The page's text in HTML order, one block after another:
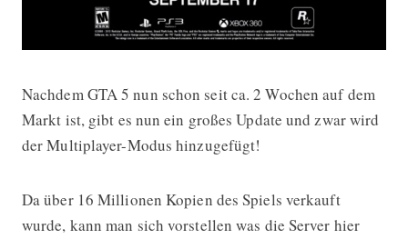
GTA 5 bekommt Multiplayer-Modus
Nachdem GTA 5 nun schon seit ca. 2 Wochen auf dem
Markt ist, gibt es nun ein großes Update und zwar wird
der Multiplayer-Modus hinzugefügt!
Da über 16 Millionen Kopien des Spiels verkauft
wurde, kann man sich vorstellen was die Server hier